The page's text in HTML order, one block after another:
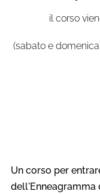
il corso
(sabato e
Un corso per
dell'Enneagramma